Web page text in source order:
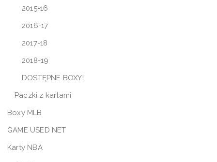
2015-16
2016-17
2017-18
2018-19
DOSTĘPNE BOXY!
Paczki z kartami
Boxy MLB
GAME USED NET
Karty NBA